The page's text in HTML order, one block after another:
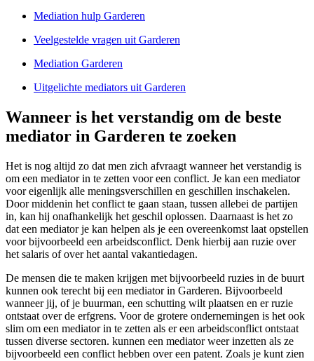
Mediation hulp Garderen
Veelgestelde vragen uit Garderen
Mediation Garderen
Uitgelichte mediators uit Garderen
Wanneer is het verstandig om de beste
mediator in Garderen te zoeken
Het is nog altijd zo dat men zich afvraagt wanneer het verstandig is
om een mediator in te zetten voor een conflict. Je kan een mediator
voor eigenlijk alle meningsverschillen en geschillen inschakelen.
Door middenin het conflict te gaan staan, tussen allebei de partijen
in, kan hij onafhankelijk het geschil oplossen. Daarnaast is het zo
dat een mediator je kan helpen als je een overeenkomst laat opstellen
voor bijvoorbeeld een arbeidsconflict. Denk hierbij aan ruzie over
het salaris of over het aantal vakantiedagen.
De mensen die te maken krijgen met bijvoorbeeld ruzies in de buurt
kunnen ook terecht bij een mediator in Garderen. Bijvoorbeeld
wanneer jij, of je buurman, een schutting wilt plaatsen en er ruzie
ontstaat over de erfgrens. Voor de grotere ondernemingen is het ook
slim om een mediator in te zetten als er een arbeidsconflict ontstaat
tussen diverse sectoren. kunnen een mediator weer inzetten als ze
bijvoorbeeld een conflict hebben over een patent. Zoals je kunt zien